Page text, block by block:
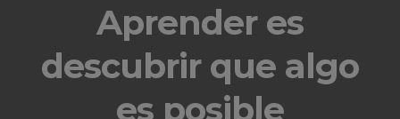
Aprender es
descubrir que algo
es posible